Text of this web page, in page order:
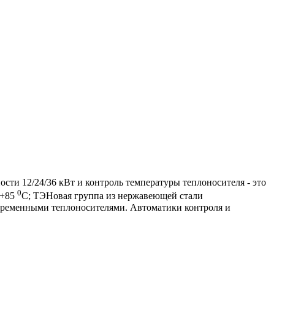
12/24/36 кВт и контроль температуры теплоносителя - это
0С; ТЭНовая группа из нержавеющей стали
теплоносителями. Автоматики контроля и